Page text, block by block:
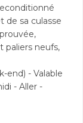
de sa culasse
paliers neufs,
end) - Valable
- Aller -